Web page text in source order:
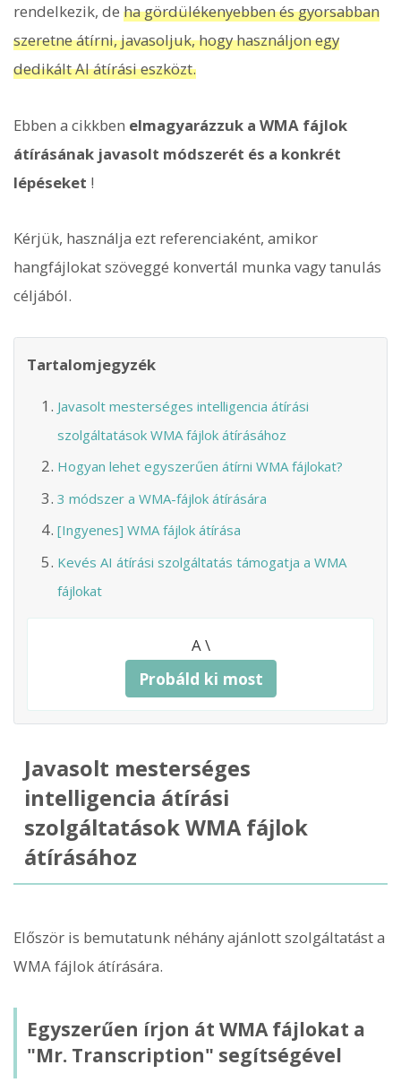
rendelkezik, de ha gördülékenyebben és gyorsabban
szeretne átírni, javasoljuk, hogy használjon egy
dedikált AI átírási eszközt.
Ebben a cikkben elmagyarázzuk a WMA fájlok
átírásának javasolt módszerét és a konkrét
lépéseket !
Kérjük, használja ezt referenciaként, amikor
hangfájlokat szöveggé konvertál munka vagy tanulás
céljából.
Tartalomjegyzék
Javasolt mesterséges intelligencia átírási
szolgáltatások WMA fájlok átírásához
Hogyan lehet egyszerűen átírni WMA fájlokat?
3 módszer a WMA-fájlok átírására
[Ingyenes] WMA fájlok átírása
Kevés AI átírási szolgáltatás támogatja a WMA
fájlokat
A \
Probáld ki most
Javasolt mesterséges
intelligencia átírási
szolgáltatások WMA fájlok
átírásához
Először is bemutatunk néhány ajánlott szolgáltatást a
WMA fájlok átírására.
Egyszerűen írjon át WMA fájlokat a
"Mr. Transcription" segítségével